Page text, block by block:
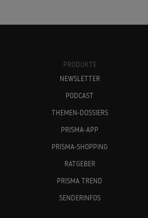
PRODUKTE
NEWSLETTER
PODCAST
THEMEN-DOSSIERS
PRISMA-APP
PRISMA-SHOPPING
RATGEBER
PRISMA TREND
SENDERINFOS